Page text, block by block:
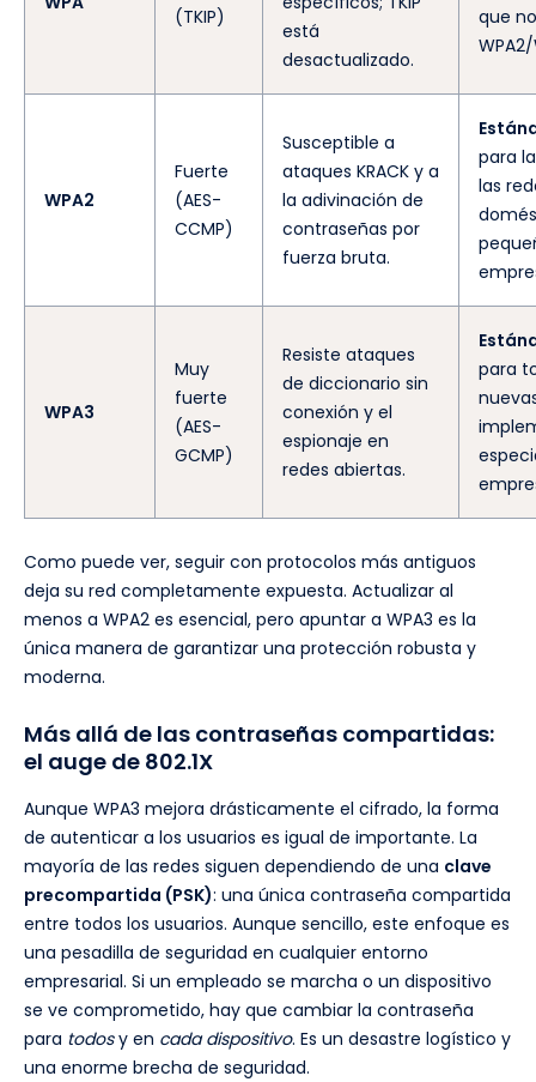
(TKIP)
está
desactualizado.
que
WPA2
Fuerte
(AES-
CCMP)
Susceptible a
ataques KRACK y a
la adivinación de
contraseñas por
fuerza bruta.
para
las
WPA3
Muy
fuerte
(AES-
GCMP)
Resiste ataques
de diccionario sin
conexión y el
espionaje en
redes abiertas.
para
Como puede ver, seguir con protocolos más antiguos
deja su red completamente expuesta. Actualizar al
menos a WPA2 es esencial, pero apuntar a WPA3 es la
única manera de garantizar una protección robusta y
moderna.
Más allá de las contraseñas compartidas:
el auge de 802.1X
Aunque WPA3 mejora drásticamente el cifrado, la forma
de autenticar a los usuarios es igual de importante. La
mayoría de las redes siguen dependiendo de una clave
precompartida (PSK): una única contraseña compartida
entre todos los usuarios. Aunque sencillo, este enfoque es
una pesadilla de seguridad en cualquier entorno
empresarial. Si un empleado se marcha o un dispositivo
se ve comprometido, hay que cambiar la contraseña
para todosy en cada dispositivo. Es un desastre logístico y
una enorme brecha de seguridad.